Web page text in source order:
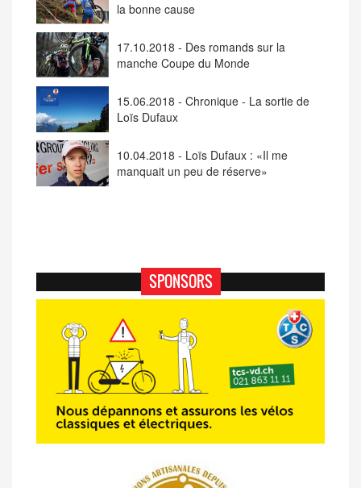
la bonne cause
17.10.2018 - Des romands sur la
manche Coupe du Monde
15.06.2018 - Chronique - La sortie de
Loïs Dufaux
10.04.2018 - Loïs Dufaux : «Il me
manquait un peu de réserve»
SPONSORS